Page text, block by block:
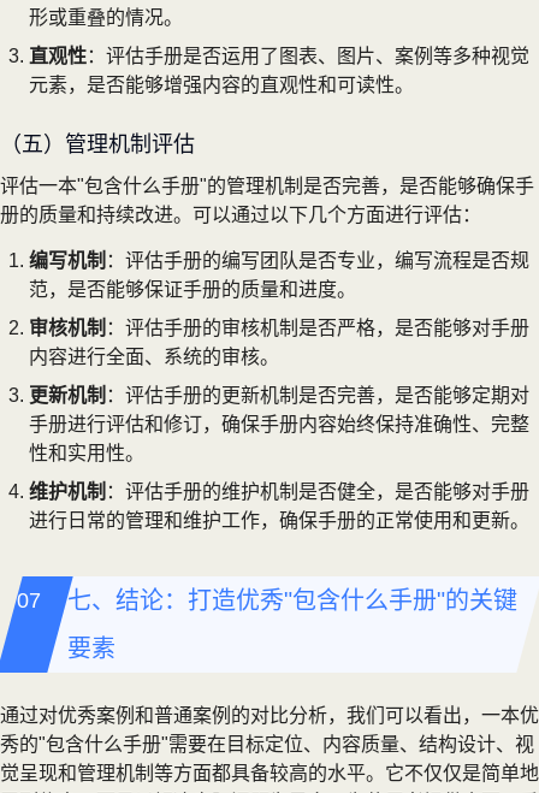
形或重叠的情况。
直观性：评估手册是否运用了图表、图片、案例等多种视觉
元素，是否能够增强内容的直观性和可读性。
（五）管理机制评估
评估一本"包含什么手册"的管理机制是否完善，是否能够确保手
册的质量和持续改进。可以通过以下几个方面进行评估：
编写机制 ：评估手册的编写团队是否专业，编写流程是否规
范，是否能够保证手册的质量和进度。
审核机制 ：评估手册的审核机制是否严格，是否能够对手册
内容进行全面、系统的审核。
更新机制 ：评估手册的更新机制是否完善，是否能够定期对
手册进行评估和修订，确保手册内容始终保持准确性、完整
性和实用性。
维护机制 ：评估手册的维护机制是否健全，是否能够对手册
进行日常的管理和维护工作，确保手册的正常使用和更新。
七、结论：打造优秀"包含什么手册"的关键
要素
通过对优秀案例和普通案例的对比分析，我们可以看出，一本优
秀的"包含什么手册"需要在目标定位、内容质量、结构设计、视
觉呈现和管理机制等方面都具备较高的水平。它不仅仅是简单地